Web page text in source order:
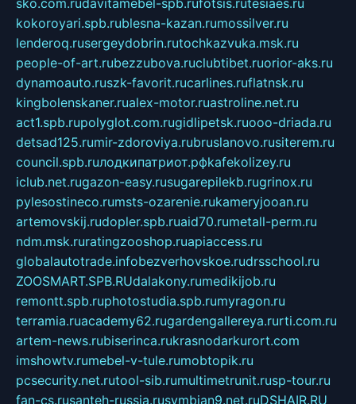
sko.com.rudavitamebel-spb.rufotsis.rutesiaes.ru
kokoroyari.spb.rublesna-kazan.rumossilver.ru
lenderoq.rusergeydobrin.rutochkazvuka.msk.ru
people-of-art.rubezzubova.ruclubtibet.ruorior-aks.ru
dynamoauto.ruszk-favorit.rucarlines.ruflatnsk.ru
kingbolenskaner.rualex-motor.ruastroline.net.ru
act1.spb.rupolyglot.com.rugidlipetsk.ruooo-driada.ru
detsad125.rumir-zdoroviya.rubruslanovo.rusiterem.ru
council.spb.ruлодкипатриот.рфkafekolizey.ru
iclub.net.rugazon-easy.rusugarepilekb.rugrinox.ru
pylesostineco.rumsts-ozarenie.rukameryjooan.ru
artemovskij.rudopler.spb.ruaid70.rumetall-perm.ru
ndm.msk.ruratingzooshop.ruapiaccess.ru
globalautotrade.infobezverhovskoe.rudrsschool.ru
ZOOSMART.SPB.RUdalakony.rumedikijob.ru
remontt.spb.ruphotostudia.spb.rumyragon.ru
terramia.ruacademy62.rugardengallereya.rurti.com.ru
artem-news.rubiserinca.rukrasnodarkurort.com
imshowtv.rumebel-v-tule.rumobtopik.ru
pcsecurity.net.rutool-sib.rumultimetrunit.rusp-tour.ru
fan-cs.rusanteh-russia.rusymbian9.net.ruDSHAIR.RU